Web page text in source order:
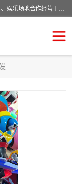
广州华耀动漫科技有限公司是一家集研发、生产、销售、娱乐场地合作经营于一体的动漫游戏公司。本公司拥有一支年轻化集研发生产到售后服务的队伍，及时地为客户提供、赚钱的产品。本公司以雄厚的实力、合理的价格、优良的服务与多家企业建立了长期的合作关系。热诚欢迎各界前来参观、考察、洽谈业务。目前公司经营的产品有：各种捕渔游戏机系列，大型模拟机系列、轮盘机系列、连线机系列、框体机系列、玛莉机系列等。
收
收